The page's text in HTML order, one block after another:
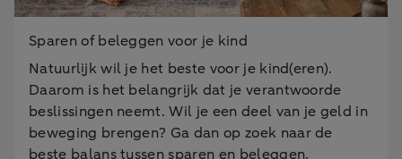
Sparen of beleggen voor je kind
Natuurlijk wil je het beste voor je kind(eren).
Daarom is het belangrijk dat je verantwoorde
beslissingen neemt. Wil je een deel van je geld in
beweging brengen? Ga dan op zoek naar de
beste balans tussen sparen en beleggen.